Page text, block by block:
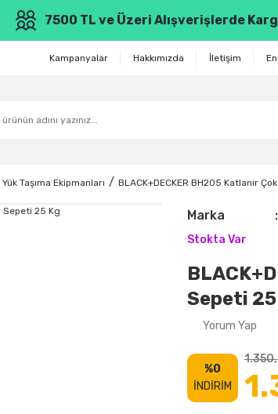
7500 TL ve Üzeri Alışverişlerde
Kampanyalar Hakkımızda İletişim
Yük Taşıma Ekipmanları BLACK+DECKER BH205 Katlanır
Marka
Stokta Var
Sepeti 25
Yorum Yap
%0
İNDİRİM